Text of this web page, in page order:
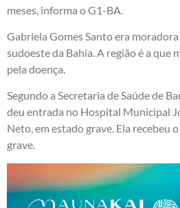
meses, informa o G1-BA.
Gabriela Gomes Santo era
sudoeste da Bahia. A região é a que
pela doença.
Segundo a Secretaria de Saúde de
deu entrada no Hospital Municipal
Neto, em estado grave. Ela recebeu
grave.